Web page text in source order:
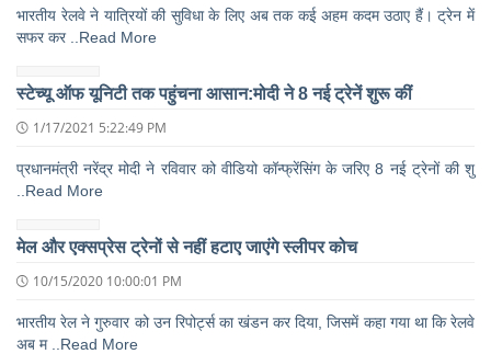
भारतीय रेलवे ने यात्रियों की सुविधा के लिए अब तक कई अहम कदम उठाए हैं। ट्रेन में
सफर कर ..Read More
स्टेच्यू ऑफ यूनिटी तक पहुंचना आसान:मोदी ने 8 नई ट्रेनें शुरू कीं
1/17/2021 5:22:49 PM
प्रधानमंत्री नरेंद्र मोदी ने रविवार को वीडियो कॉन्फ्रेंसिंग के जरिए 8 नई ट्रेनों की शु
..Read More
मेल और एक्सप्रेस ट्रेनों से नहीं हटाए जाएंगे स्लीपर कोच
10/15/2020 10:00:01 PM
भारतीय रेल ने गुरुवार को उन रिपोर्ट्स का खंडन कर दिया, जिसमें कहा गया था कि रेलवे
अब म ..Read More